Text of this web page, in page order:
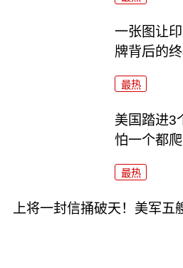
一张图让
牌背后的
最热
美国踏进3
怕一个都
最热
上将一封信捅破天！美军五